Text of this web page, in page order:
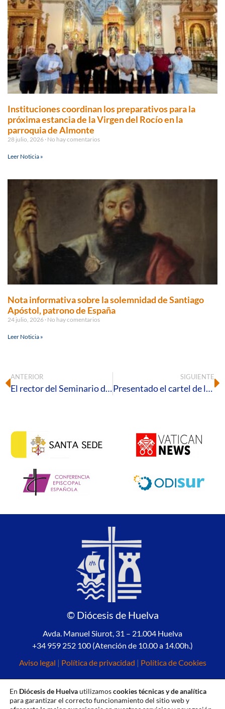
Instituciones coordinan los preparativos para la
próxima estancia de la Virgen del Rocío en la
parroquia de Almonte
28 julio, 2026 No hay comentarios
Leer Noticia »
Nota informativa sobre la solemnidad de Santiago
Apóstol, patrono de España
24 julio, 2026 No hay comentarios
Leer Noticia »
ANTERIOR
El rector del Seminario de Huelva defiende en Sevilla su tesis de licenciatura sobre la cristología esponsal en Orígenes de Alejandría
SIGUIENTE
Presentado el cartel de la Magna Mariana 2025
© Diócesis de Huelva
Avda. Manuel Siurot, 31 – 21.004 Huelva
+34 959 252 100 (Atención de 10.00 a 14.00h.)
Aviso legal | Política de privacidad | Política de Cookies
En Diócesis de Huelvautilizamoscookies técnicas y de analítica
para garantizar el correcto funcionamiento del sitio web y